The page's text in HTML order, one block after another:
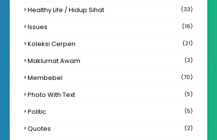
Healthy Life / Hidup Sihat (33)
Issues (16)
Koleksi Cerpen (21)
Maklumat Awam (2)
Membebel (70)
Photo With Text (5)
Politic (5)
Quotes (2)